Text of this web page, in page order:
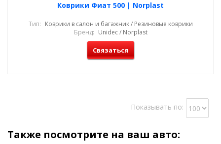
Коврики Фиат 500 | Norplast
Тип: Коврики в салон и багажник / Резиновые коврики
Бренд: Unidec / Norplast
Связаться
Показывать по:
Также посмотрите на ваш авто: